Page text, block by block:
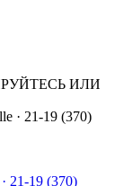
ИЛИ
21-19 (370)